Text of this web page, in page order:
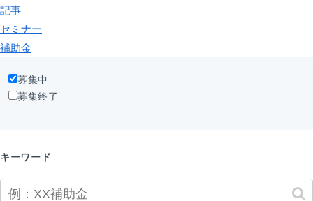
記事
セミナー
補助金
募集中
募集終了
キーワード